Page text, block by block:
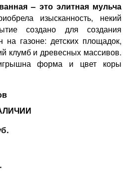
– это элитная мульча
изысканность, некий
создано для создания
на газоне: детских площадок,
клумб и древесных массивов.
форма и цвет коры